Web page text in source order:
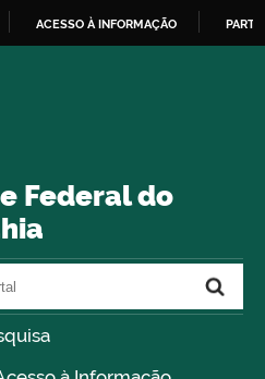
ACESSO À INFORMAÇÃO
Federal do